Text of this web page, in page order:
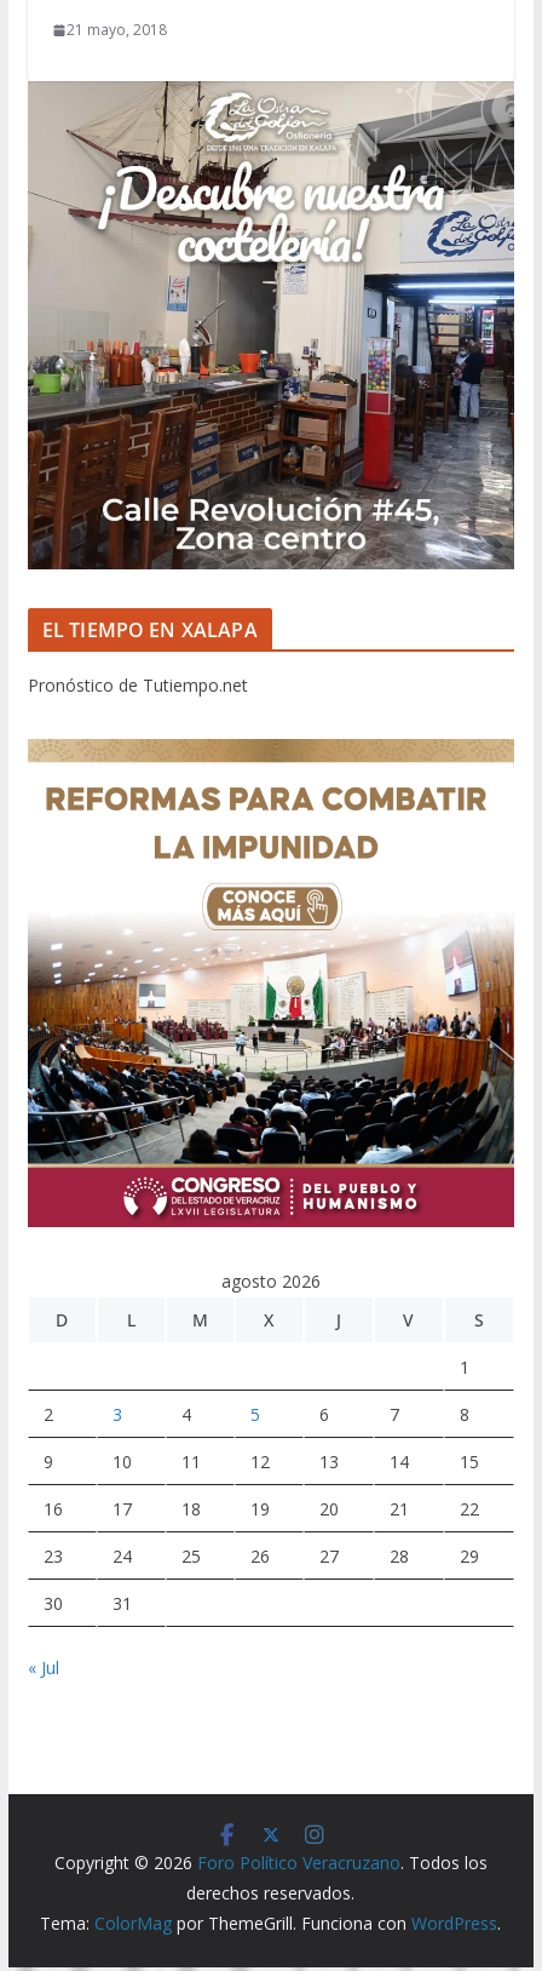
21 mayo, 2018
EL TIEMPO EN XALAPA
Pronóstico de Tutiempo.net
agosto 2026
D
L M X J V S
1
2 3 4 5 6 7 8
9 10 11 12 13 14 15
16 17 18 19 20 21 22
23 24 25 26 27 28 29
30 31
« Jul
Copyright © 2026 Foro Político Veracruzano. Todos los
derechos reservados.
Tema: ColorMag por ThemeGrill. Funciona conWordPress.